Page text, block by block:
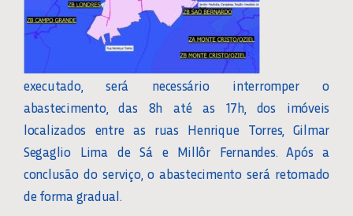
executado, será necessário interromper o
abastecimento, das 8h até as 17h, dos imóveis
localizados entre as ruas Henrique Torres, Gilmar
Segaglio Lima de Sá e Millôr Fernandes. Após a
conclusão do serviço, o abastecimento será retomado
de forma gradual.